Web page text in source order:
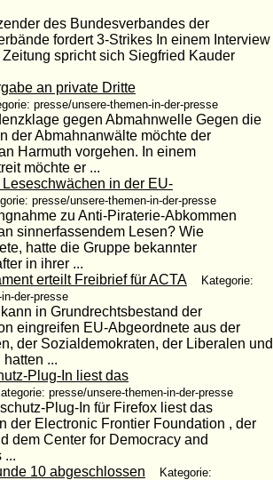
des Bundesverbandes der
fordert 3-Strikes In einem Interview
spricht sich Siegfried Kauder
an private Dritte
presse/unsere-themen-in-der-presse
gegen Abmahnwelle Gegen die
der Abmahnanwälte möchte der
Harmuth vorgehen. In einem
möchte er ...
Leseschwächen in der EU-
presse/unsere-themen-in-der-presse
zu Anti-Piraterie-Abkommen
sinnerfassendem Lesen? Wie
hatte die Gruppe bekannter
in ihrer ...
erteilt Freibrief für ACTA
Kategorie:
der-presse
in Grundrechtsbestand der
eingreifen EU-Abgeordnete aus der
der Sozialdemokraten, der Liberalen und
...
Plug-In liest das
presse/unsere-themen-in-der-presse
Plug-In für Firefox liest das
der Electronic Frontier Foundation , der
dem Center for Democracy and
...
10 abgeschlossen
Kategorie: